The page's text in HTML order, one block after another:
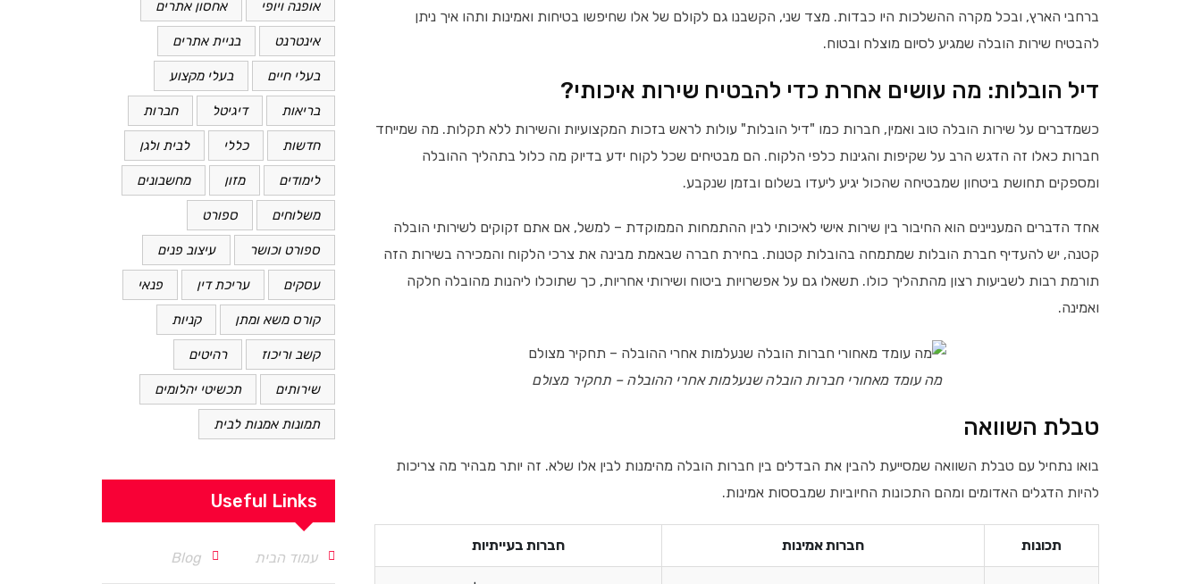
ברחבי הארץ, ובכל מקרה ההשלכות היו כבדות. מצד שני, הקשבנו גם לקולם של אלו שחיפשו בטיחות ואמינות ותהו איך ניתן
להבטיח שירות הובלה שמגיע לסיום מוצלח ובטוח.
דיל הובלות: מה עושים אחרת כדי להבטיח שירות איכותי?
כשמדברים על שירות הובלה טוב ואמין, חברות כמו "דיל הובלות" עולות לראש בזכות המקצועיות והשירות ללא תקלות. מה שמייחד
חברות כאלו זה הדגש הרב על שקיפות והגינות כלפי הלקוח. הם מבטיחים שכל לקוח ידע בדיוק מה כלול בתהליך ההובלה
ומספקים תחושת ביטחון שמבטיחה שהכול יגיע ליעדו בשלום ובזמן שנקבע.
אחד הדברים המעניינים הוא החיבור בין שירות אישי לאיכותי לבין ההתמחות הממוקדת – למשל, אם אתם זקוקים לשירותי הובלה
קטנה, יש להעדיף חברת הובלות שמתמחה בהובלות קטנות. בחירת חברה שבאמת מבינה את צרכי הלקוח והמכירה בשירות הזה
תורמת רבות לשביעות רצון מהתהליך כולו. תשאלו גם על אפשרויות ביטוח ושירותי אחריות, כך שתוכלו ליהנות מהובלה חלקה
ואמינה.
מה עומד מאחורי חברות הובלה שנעלמות אחרי ההובלה – תחקיר מצולם
טבלת השוואה
בואו נתחיל עם טבלת השוואה שמסייעת להבין את הבדלים בין חברות הובלה מהימנות לבין אלו שלא. זה יותר מבהיר מה צריכות
להיות הדגלים האדומים ומהם התכונות החיוביות שמבססות אמינות.
תכונות חברות אמינות חברות בעייתיות
אופנה ויופי אחסון אתרים
אינטרנט בניית אתרים
בעלי חיים בעלי מקצוע
בריאות דיגיטל חברות
חדשות כללי לבית ולגן
לימודים מזון מחשבונים
משלוחים ספורט
ספורט וכושר עיצוב פנים
עסקים עריכת דין פנאי
קורס משא ומתן קניות
קשב וריכוז רהיטים
שירותים תכשיטי יהלומים
תמונות אמנות לבית
Useful Links
עמוד הבית Blog